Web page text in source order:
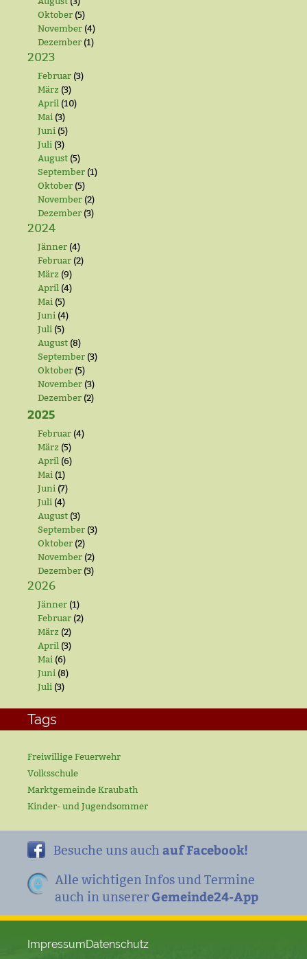
Oktober (5)
November (4)
Dezember (1)
2023
Februar (3)
März (3)
April (10)
Mai (3)
Juni (5)
Juli (3)
August (5)
September (1)
Oktober (5)
November (2)
Dezember (3)
2024
Jänner (4)
Februar (2)
März (9)
April (4)
Mai (5)
Juni (4)
Juli (5)
August (8)
September (3)
Oktober (5)
November (3)
Dezember (2)
2025
Februar (4)
März (5)
April (6)
Mai (1)
Juni (7)
Juli (4)
August (3)
September (3)
Oktober (2)
November (2)
Dezember (3)
2026
Jänner (1)
Februar (2)
März (2)
April (3)
Mai (6)
Juni (8)
Juli (3)
Tags
Freiwillige Feuerwehr
Volksschule
Marktgemeinde Kraubath
Kinder- und Jugendsommer
Besuche uns auch auf Facebook!
Alle wichtigen Infos und Termine
auch in unserer Gemeinde24-App
ImpressumDatenschutz